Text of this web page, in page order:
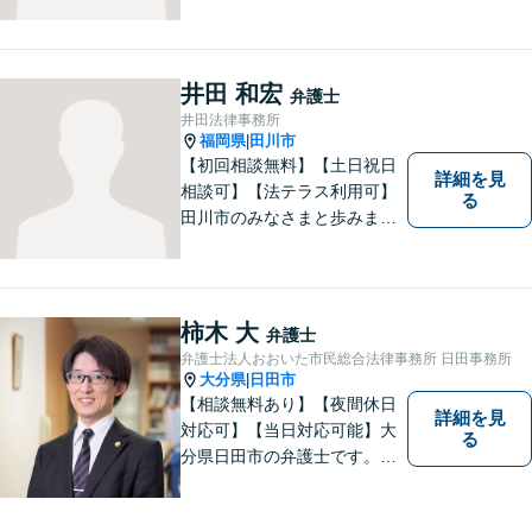
す。英語対応OK！【専用駐車
場あり】
井田 和宏 弁護士
井田法律事務所
福岡県| 田川市
【初回相談無料】【土日祝日
相談可】【法テラス利用可】
田川市のみなさまと歩みま
な対応、良質な法的サービス
の提供をモットーとする事務
所です。
詳細を見
る
柿木 大 弁護士
弁護士法人おおいた市民総合法律事務所 日田事務所
大分県| 日田市
【相談無料あり】【夜間休日
対応可】【当日対応可能】大
分県日田市の弁護士です。離
詳細を見
る